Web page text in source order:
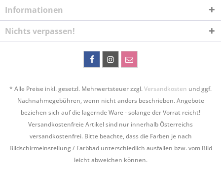
Informationen
Nichts verpassen!
* Alle Preise inkl. gesetzl. Mehrwertsteuer zzgl.Versandkosten und ggf.
Nachnahmegebühren, wenn nicht anders beschrieben. Angebote
beziehen sich auf die lagernde Ware - solange der Vorrat reicht!
Versandkostenfreie Artikel sind nur innerhalb Österreichs
versandkostenfrei. Bitte beachte, dass die Farben je nach
Bildschirmeinstellung / Farbbad unterschiedlich ausfallen bzw. vom Bild
leicht abweichen können.